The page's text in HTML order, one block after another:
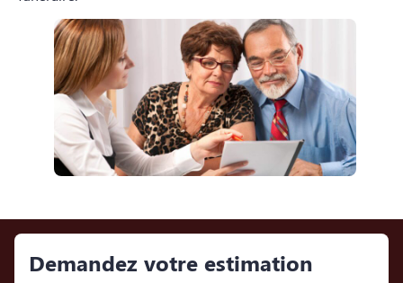
Demandez votre estimation